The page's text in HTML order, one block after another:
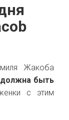
Жакоба
должна быть
с этим